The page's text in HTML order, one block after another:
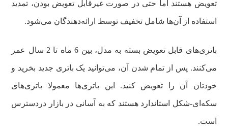
تعویض هستند اما حتی در صورت غیرقابل تعویض بودن، تمدید
استفاده از آن‌ها شامل تخفیف توسط ارائه‌دهندگان می‌شود.
باتری‌های قابل تعویض بسته به مدل، بین 6 ماه تا 2 سال عمر
می‌کنند. پس از تمام شدن آن، می‌توانید یک باتری جدید بخرید و
خودتان آن را تعویض کنید. این باتری‌ها معمولا باتری‌های
سکه‌ای-شکل استاندارد هستند که به آسانی در بازار دردسترس
است.